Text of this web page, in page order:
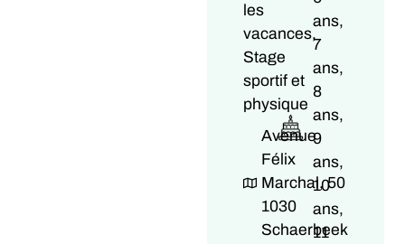
les
vacances,
Stage
sportif et
physique
Avenue
Félix
Marchal, 50
1030
Schaerbeek
ans,
7
ans,
8
ans,
9
ans,
10
ans,
11